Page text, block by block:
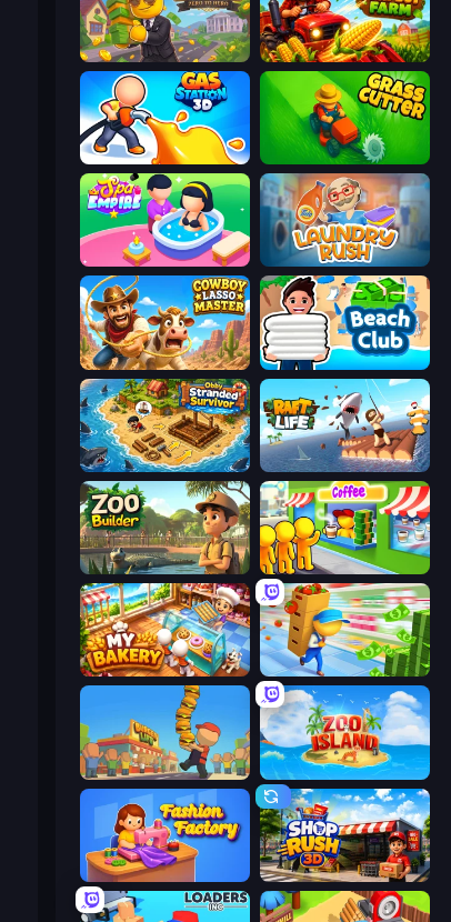
The Hustler My Perfect Farm
Gas Station 3D
Spa Empire Laundry Rush
Cowboy Lasso Master Beach Club
Obby Stranded Survivor Raft Life
Zoo Builder Coffee Idle
My bakery Supermarket Empire
Burger Life Zoo Island
Fashion Factory Shop Rush 3D